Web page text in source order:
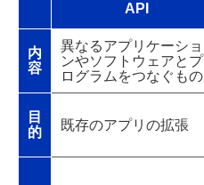
API
内
容
異なるアプリケーショ
ンやソフトウェアとプ
ログラムをつなぐもの
目
的
既存のアプリの拡張